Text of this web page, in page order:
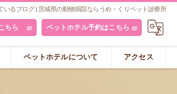
るブログ | 茨城県の動物病院ならうめ・くりペット診療所
ちら ペットホテル予約はこちら
ペットホテルについて アクセス